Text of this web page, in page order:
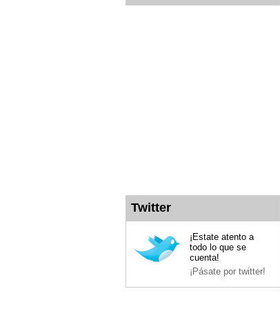
Twitter
¡Estate atento a
todo lo que se
cuenta!
¡Pásate por twitter!